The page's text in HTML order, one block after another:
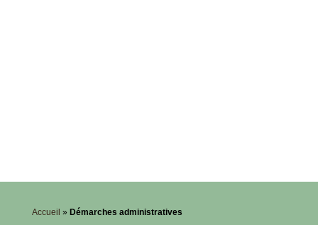
Accueil » Démarches administratives